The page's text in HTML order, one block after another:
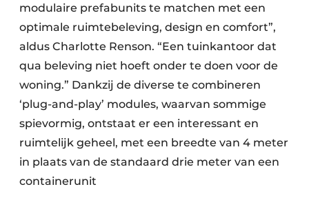
modulaire prefabunits te matchen met een
optimale ruimtebeleving, design en comfort”,
aldus Charlotte Renson. “Een tuinkantoor dat
qua beleving niet hoeft onder te doen voor de
woning.” Dankzij de diverse te combineren
‘plug-and-play’ modules, waarvan sommige
spievormig, ontstaat er een interessant en
ruimtelijk geheel, met een breedte van 4 meter
in plaats van de standaard drie meter van een
containerunit